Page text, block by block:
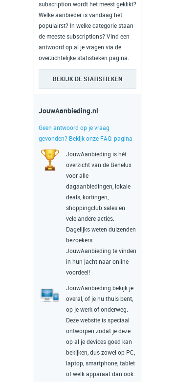
subscription wordt het meest geklikt?
Welke aanbieder is vandaag het
populairst? In welke categorie staan
de meeste subscriptions? Vind een
antwoord op al je vragen via de
overzichtelijke statistieken pagina.
BEKIJK DE STATISTIEKEN
JouwAanbieding.nl
Geen antwoord op je vraag
gevonden? Bekijk onze FAQ-pagina
JouwAanbieding is hét
overzicht van de Benelux
voor alle
dagaanbiedingen, lokale
deals, kortingen,
shoppingclub sales en
vele andere acties.
Dagelijks weten duizenden
bezoekers
JouwAanbieding te vinden
in hun jacht naar online
voordeel!
JouwAanbieding bekijk je
overal, of je nu thuis bent,
op je werk of onderweg.
Deze website is speciaal
ontworpen zodat je deze
op al je devices goed kan
bekijken, dus zowel op PC,
laptop, smartphone, tablet
of welk apparaat dan ook.